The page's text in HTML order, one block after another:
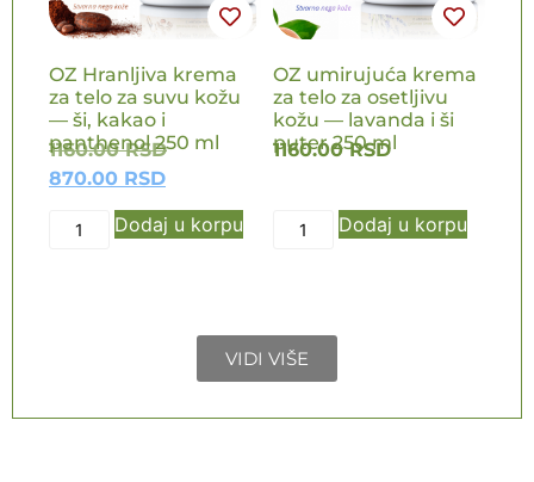
OZ Hranljiva krema
za telo za suvu kožu
— ši, kakao i
panthenol 250 ml
1160.00RSD
870.00 RSD
Dodaj u korpu
OZ umirujuća krema
za telo za osetljivu
kožu — lavanda i ši
puter 250 ml
1160.00RSD
Dodaj u korpu
VIDI VIŠE